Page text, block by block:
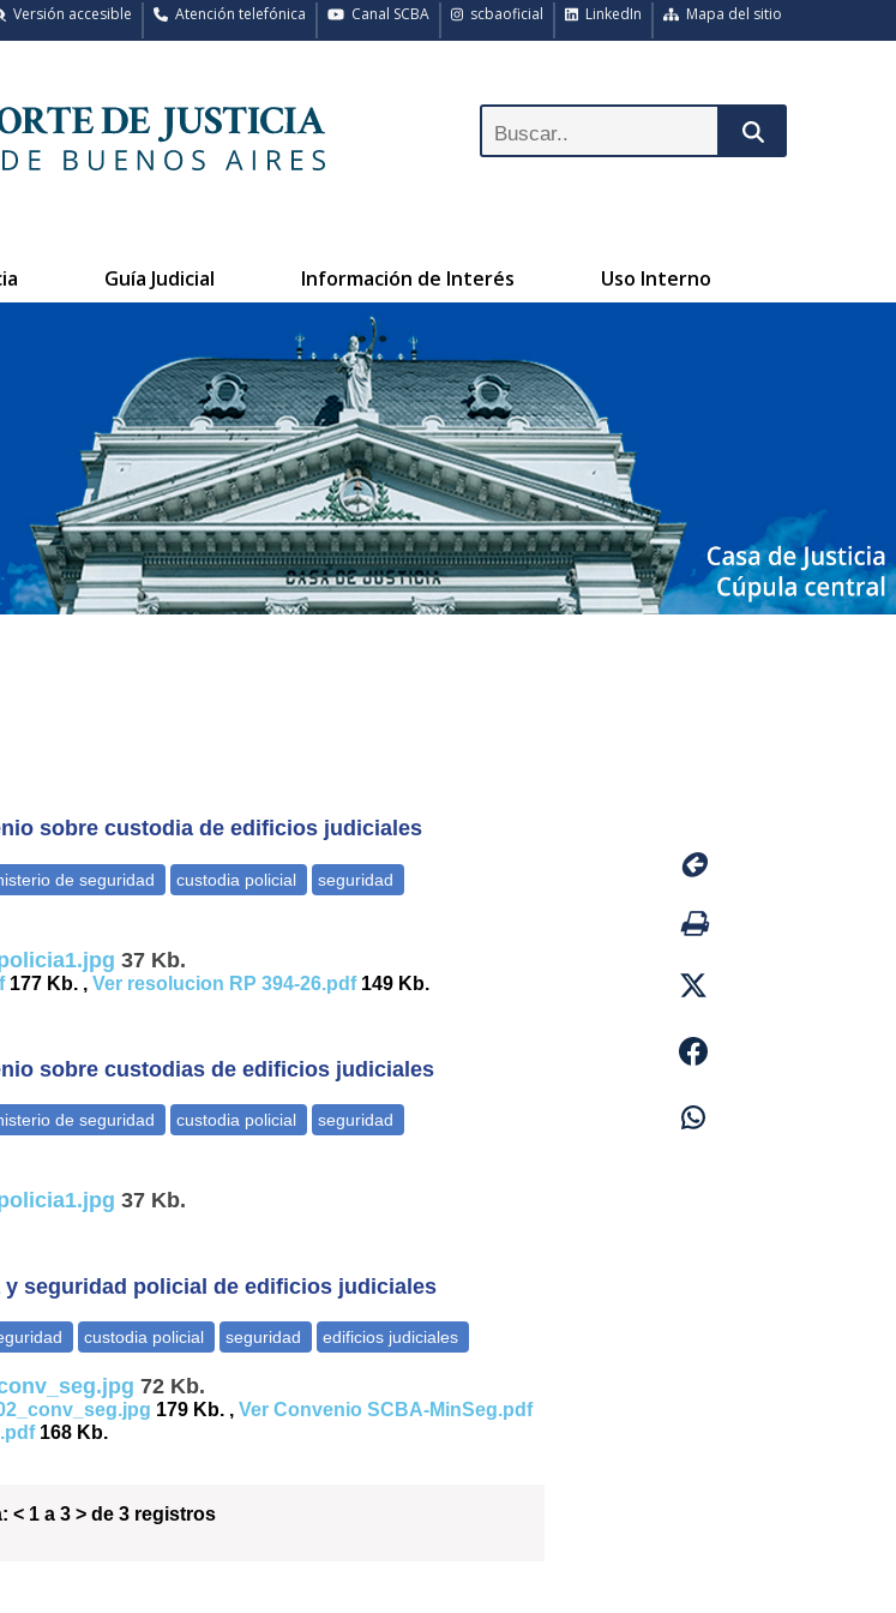
Mapa del sitio
LinkedIn
scbaoficial
Canal SCBA
Atención telefónica
Versión accesible
Guía Judicial Información de Interés Uso Interno
sobre custodia de edificios judiciales
37 Kb.
177 Kb. , Ver resolucion RP 394-26.pdf149 Kb.
sobre custodias de edificios judiciales
37 Kb.
seguridad policial de edificios judiciales
72 Kb.
179 Kb. , Ver Convenio SCBA-MinSeg.pdf
168 Kb.
< 1 a 3 > de 3 registros